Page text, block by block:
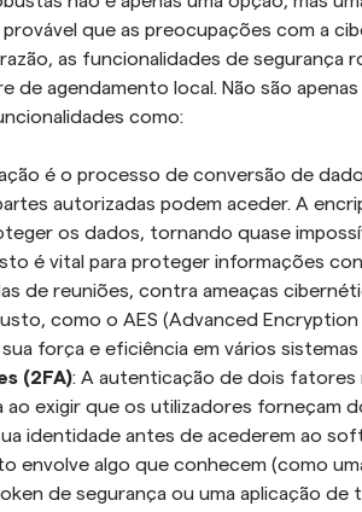
que as preocupações com a
as funcionalidades de segurança
de agendamento local. Não são
como:
é o processo de conversão de
autorizadas podem aceder. A
os dados, tornando quase
é vital para proteger informações
de reuniões, contra ameaças
como o AES (Advanced
força e eficiência em vários sistemas
(2FA): A autenticação de dois fatores
ao exigir que os utilizadores forneçam
identidade antes de acederem ao
envolve algo que conhecem (como
de segurança ou uma aplicação de